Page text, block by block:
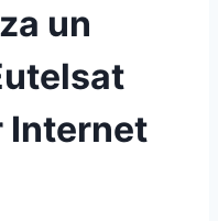
un
Internet